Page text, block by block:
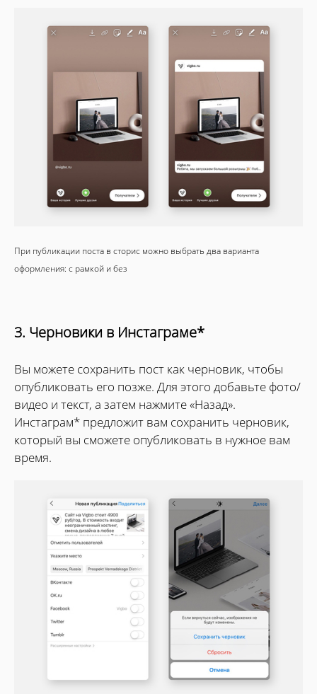
При публикации поста в сторис можно выбрать два варианта
оформления: с рамкой и без
3. Черновики в Инстаграме*
Вы можете сохранить пост как черновик, чтобы
опубликовать его позже. Для этого добавьте фото/
видео и текст, а затем нажмите «Назад».
Инстаграм* предложит вам сохранить черновик,
который вы сможете опубликовать в нужное вам
время.